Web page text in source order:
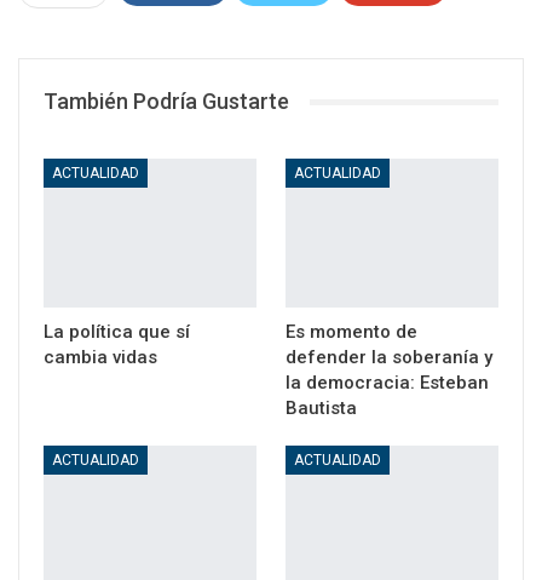
También Podría Gustarte
ACTUALIDAD
La política que sí
cambia vidas
ACTUALIDAD
Es momento de
defender la soberanía y
la democracia: Esteban
Bautista
ACTUALIDAD ACTUALIDAD